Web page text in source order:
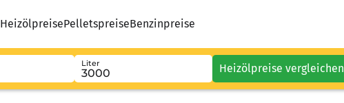
HeizölpreisePelletspreiseBenzinpreise
Liter Heizölpreise vergleichen